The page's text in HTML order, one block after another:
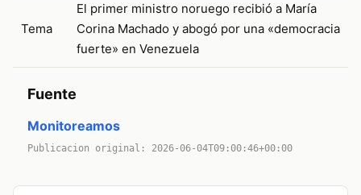
Tema
El primer ministro noruego recibió a María
Corina Machado y abogó por una «democracia
fuerte» en Venezuela
Fuente
Monitoreamos
Publicacion original: 2026-06-04T09:00:46+00:00